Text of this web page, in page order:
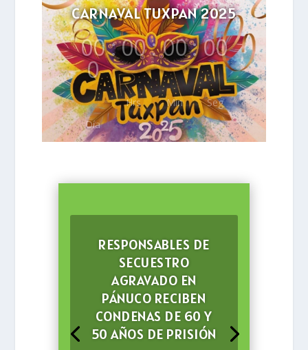
CARNAVAL TUXPAN 2025
00
0
Día
:00
Hrs
:00
Min
:00
Seg
RESPONSABLES DE
SECUESTRO
AGRAVADO EN
PÁNUCO RECIBEN
CONDENAS DE 60 Y
50 AÑOS DE PRISIÓN